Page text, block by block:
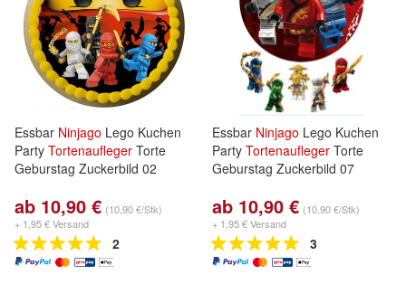
Essbar Ninjago Lego Kuchen
Party Tortenaufleger Torte
Geburstag Zuckerbild 02
ab 10,90 € (10,90 €/Stk)
+ 1,95 € Versand
2
Essbar Ninjago Lego Kuchen
Party Tortenaufleger Torte
Geburstag Zuckerbild 07
ab 10,90 € (10,90 €/Stk)
+ 1,95 € Versand
3